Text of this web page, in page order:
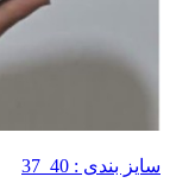
سایز بندی : 40_37